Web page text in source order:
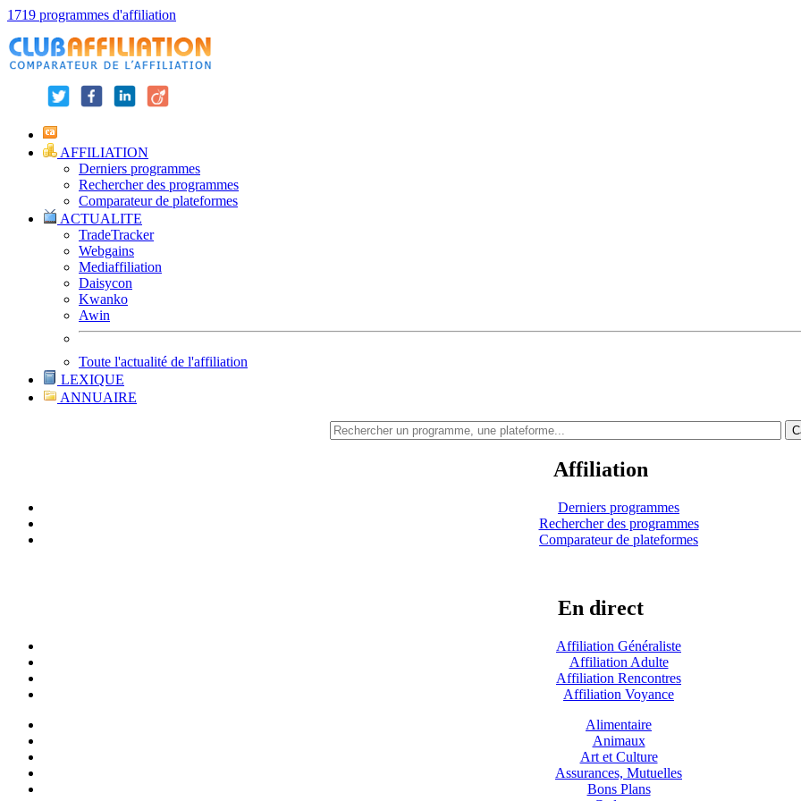
1719 programmes d'affiliation
AFFILIATION
Derniers programmes
Rechercher des programmes
Comparateur de plateformes
ACTUALITE
TradeTracker
Webgains
Mediaffiliation
Daisycon
Kwanko
Awin
Toute l'actualité de l'affiliation
LEXIQUE
ANNUAIRE
Affiliation
Derniers programmes
Rechercher des programmes
Comparateur de plateformes
En direct
Affiliation Généraliste
Affiliation Adulte
Affiliation Rencontres
Affiliation Voyance
Alimentaire
Animaux
Art et Culture
Assurances, Mutuelles
Bons Plans